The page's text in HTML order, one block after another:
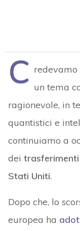
C un tema
ragionevole, in
quantistici e
continuiamo a
dei
Stati Uniti.
Dopo che, lo
europea ha